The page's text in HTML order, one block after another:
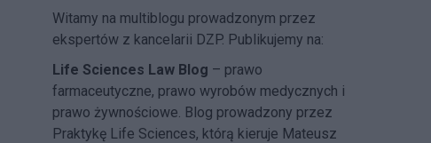
Witamy na multiblogu prowadzonym przez
ekspertów z kancelarii DZP. Publikujemy na:
Life Sciences Law Blog – prawo
farmaceutyczne, prawo wyrobów medycznych i
prawo żywnościowe. Blog prowadzony przez
Praktykę Life Sciences, którą kieruje Mateusz